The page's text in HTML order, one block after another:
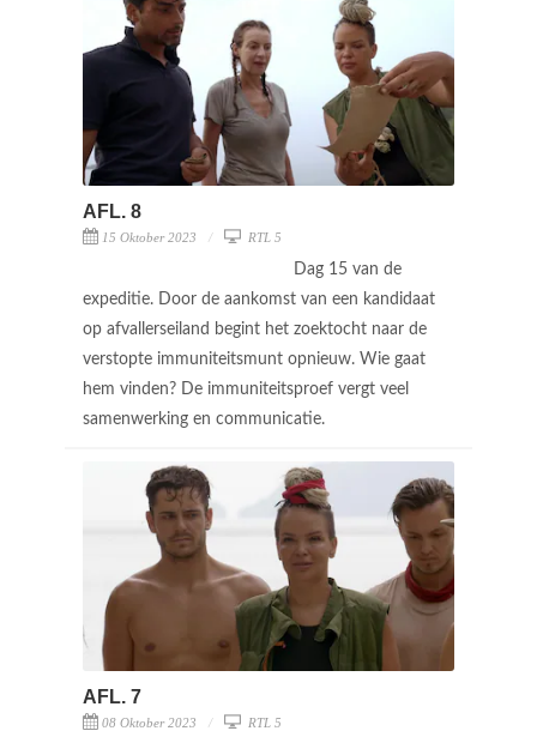
AFL. 8
15 Oktober 2023 RTL 5
Dag 15 van de
expeditie. Door de aankomst van een kandidaat
op afvallerseiland begint het zoektocht naar de
verstopte immuniteitsmunt opnieuw. Wie gaat
hem vinden? De immuniteitsproef vergt veel
samenwerking en communicatie.
AFL. 7
08 Oktober 2023 RTL 5